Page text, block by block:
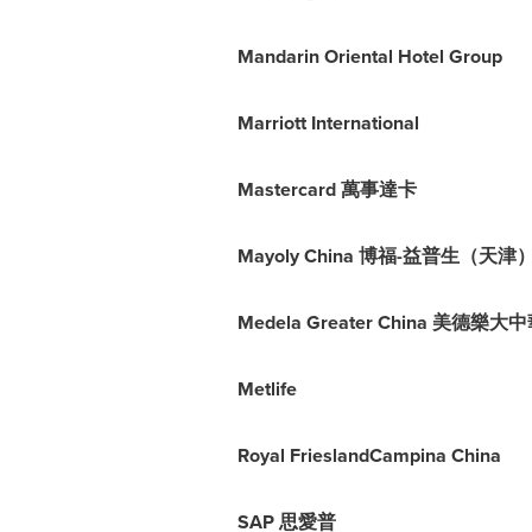
Mandarin Oriental Hotel Group
Marriott International
Mastercard 萬事達卡
Mayoly China 博福-益普生（天津
Medela Greater China 美德樂大中
Metlife
Royal FrieslandCampina China
SAP 思愛普